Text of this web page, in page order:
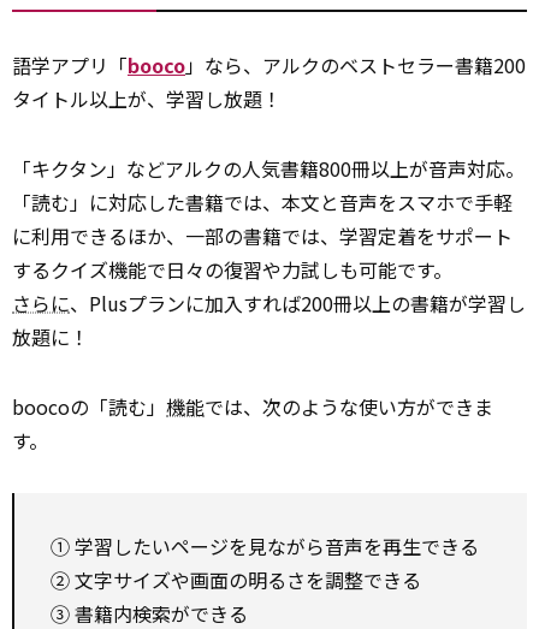
語学アプリ「booco」なら、アルクのベストセラー書籍200
タイトル以上が、学習し放題！
「キクタン」などアルクの人気書籍800冊以上が音声対応。
「読む」に対応した書籍では、本文と音声をスマホで手軽
に利用できるほか、一部の書籍では、学習定着をサポート
するクイズ機能で日々の復習や力試しも可能です。
さらに、Plusプランに加入すれば200冊以上の書籍が学習し
放題に！
boocoの「読む」 機能では、次のような使い方ができま
す。
① 学習したいページを見ながら音声を再生できる
② 文字サイズや画面の明るさを調整できる
③ 書籍内検索ができる